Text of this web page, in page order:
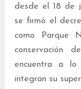
desde el 18 de
se firmó el
como Parque
conservación
encuentra a
integran su